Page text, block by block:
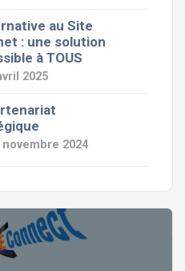
au Site
: une solution
à TOUS
2025
novembre 2024